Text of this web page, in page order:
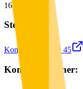
16/
Sted:
Kong Oscars gate 45
Kontaktpersoner: